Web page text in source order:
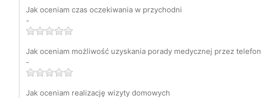
Jak oceniam czas oczekiwania w przychodni
-
Jak oceniam możliwość uzyskania porady medycznej przez telefon
-
Jak oceniam realizację wizyty domowych